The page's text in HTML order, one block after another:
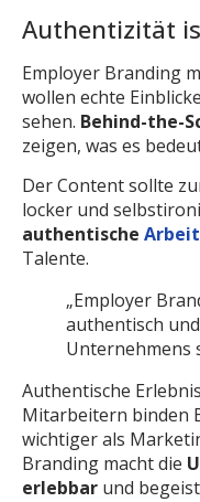
Authentizität
Employer Branding
wollen echte
sehen. Behind-the-
zeigen, was es
Der Content sollte
locker und
authentische
Talente.
„Employer
authentisch
Unternehmens
Authentische
Mitarbeitern binden
wichtiger als
Branding macht die
erlebbar und